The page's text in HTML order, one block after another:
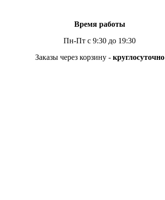
Время работы
Пн-Пт с 9:30 до 19:30
Заказы через корзину - круглосуточно